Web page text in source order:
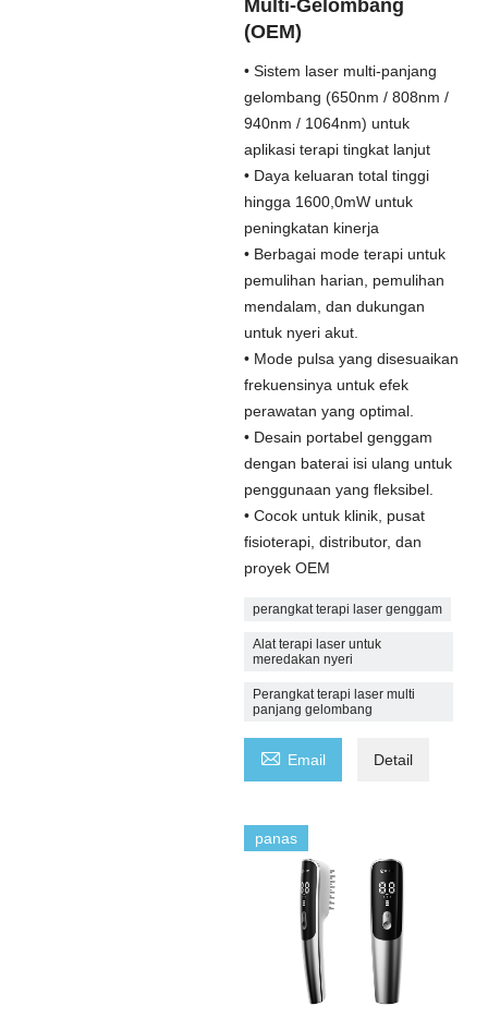
Multi-Gelombang
(OEM)
• Sistem laser multi-panjang
gelombang (650nm / 808nm /
940nm / 1064nm) untuk
aplikasi terapi tingkat lanjut
• Daya keluaran total tinggi
hingga 1600,0mW untuk
peningkatan kinerja
• Berbagai mode terapi untuk
pemulihan harian, pemulihan
mendalam, dan dukungan
untuk nyeri akut.
• Mode pulsa yang disesuaikan
frekuensinya untuk efek
perawatan yang optimal.
• Desain portabel genggam
dengan baterai isi ulang untuk
penggunaan yang fleksibel.
• Cocok untuk klinik, pusat
fisioterapi, distributor, dan
proyek OEM
perangkat terapi laser genggam
Alat terapi laser untuk
meredakan nyeri
Perangkat terapi laser multi
panjang gelombang
 Email Detail
panas